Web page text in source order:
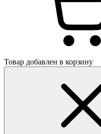
Товар добавлен в корзину